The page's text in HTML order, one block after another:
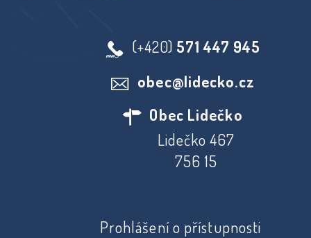
(+420) 571 447 945
obec@lidecko.cz
Obec Lidečko
Lidečko 467
756 15
Prohlášení o přístupnosti